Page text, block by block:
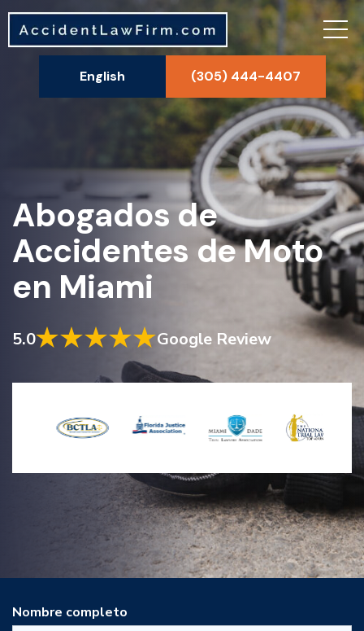
English (305) 444-4407
Abogados de
Accidentes de Moto
en Miami
5.0 Google Review
Nombre completo